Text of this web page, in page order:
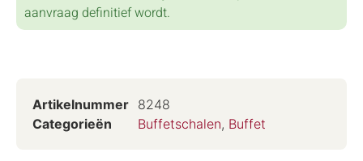
aanvraag definitief wordt.
Artikelnummer 8248
Categorieën
Buffetschalen, Buffet